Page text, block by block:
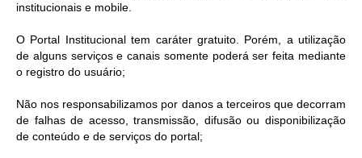
institucionais e mobile.
O Portal Institucional tem caráter gratuito. Porém, a utilização
de alguns serviços e canais somente poderá ser feita mediante
o registro do usuário;
Não nos responsabilizamos por danos a terceiros que decorram
de falhas de acesso, transmissão, difusão ou disponibilização
de conteúdo e de serviços do portal;